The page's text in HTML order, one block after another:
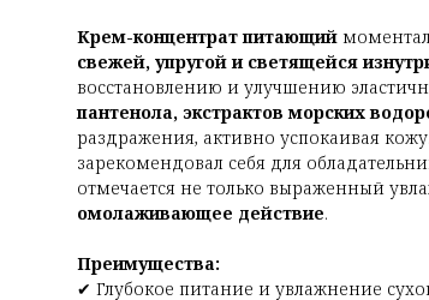
Крем-концентрат питающий
свежей, упругой и светящейся
восстановлению и улучшению
пантенола, экстрактов морских
раздражения, активно успокаивая
зарекомендовал себя для
отмечается не только выраженный
омолаживающее действие.
Преимущества:
✔ Глубокое питание и увлажнение